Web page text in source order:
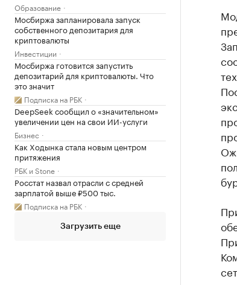
Образование
Мосбиржа запланировала запуск
собственного депозитария для
криптовалюты
Инвестиции
Мосбиржа готовится запустить
депозитарий для криптовалюты. Что
это значит
Подписка на РБК
DeepSeek сообщил о «значительном»
увеличении цен на свои ИИ-услуги
Бизнес
Как Ходынка стала новым центром
притяжения
РБК и Stone
Росстат назвал отрасли с средней
зарплатой выше ₽500 тыс.
Подписка на РБК
Загрузить еще